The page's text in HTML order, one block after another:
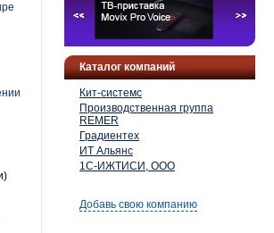
Каталог компаний
Кит-системс
Производственная группа
REMER
Градиентех
ИТ Альянс
1С-ИЖТИСИ, ООО
Добавь свою компанию